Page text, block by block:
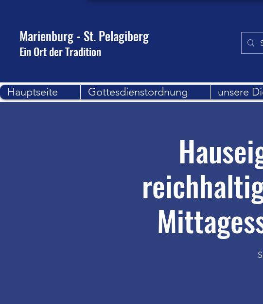
Marienburg - St. Pelagiberg
Ein Ort der Tradition
Hauptseite Gottesdienstordnung unsere